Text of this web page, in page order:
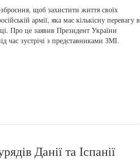
щоб захистити життя своїх
армії, яка має кількісну перевагу в
Про це заявив Президент України
час зустрічі з представниками ЗМІ.
Данії та Іспанії